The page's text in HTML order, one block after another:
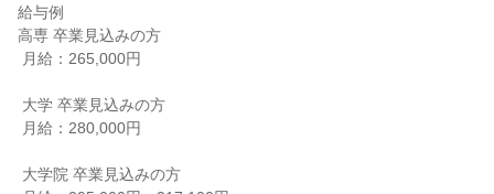
給与例
高専 卒業見込みの方